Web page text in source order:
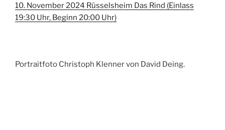
10. November 2024 Rüsselsheim Das Rind (Einlass
19:30 Uhr, Beginn 20:00 Uhr)
Portraitfoto Christoph Klenner von David Deing.